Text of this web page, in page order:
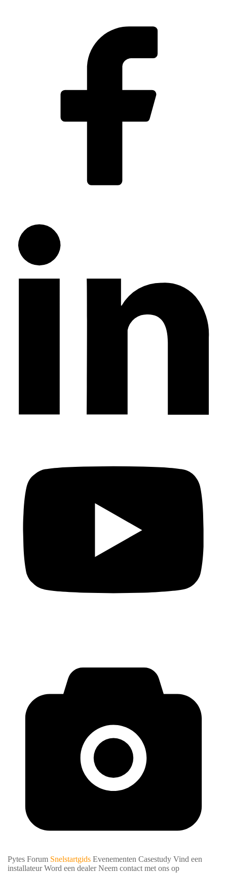
Pytes Forum Snelstartgids Evenementen Casestudy Vind een
installateur Word een dealer Neem contact met ons op